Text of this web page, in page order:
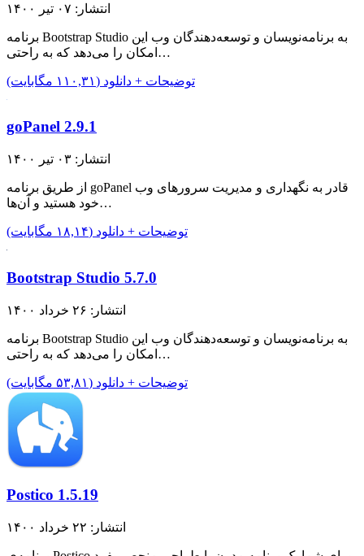
انتشار: ۰۷ تیر ۱۴۰۰
برنامه Bootstrap Studio به برنامه‌نویسان و توسعه‌دهندگان وب این
امکان را می‌دهد که به راحتی…
توضیحات + دانلود (۱۱۰,۳۱ مگابایت)
goPanel 2.9.1
انتشار: ۰۳ تیر ۱۴۰۰
از طریق برنامه goPanel قادر به نگهداری و مدیریت سرور‌های وب
خود هستید و آن‌ها…
توضیحات + دانلود (۱۸,۱۴ مگابایت)
Bootstrap Studio 5.7.0
انتشار: ۲۶ خرداد ۱۴۰۰
برنامه Bootstrap Studio به برنامه‌نویسان و توسعه‌دهندگان وب این
امکان را می‌دهد که به راحتی…
توضیحات + دانلود (۵۳,۸۱ مگابایت)
Postico 1.5.19
انتشار: ۲۲ خرداد ۱۴۰۰